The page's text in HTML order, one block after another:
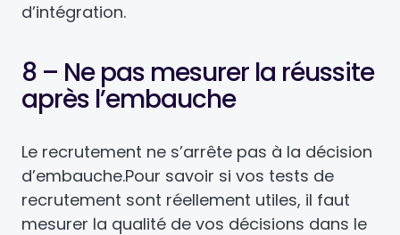
d’intégration.
8 – Ne pas mesurer la réussite
après l’embauche
Le recrutement ne s’arrête pas à la décision
d’embauche.Pour savoir si vos tests de
recrutement sont réellement utiles, il faut
mesurer la qualité de vos décisions dans le